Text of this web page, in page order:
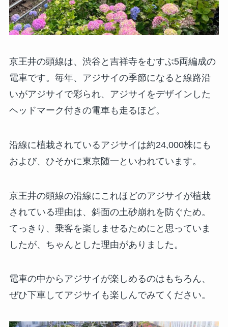
京王井の頭線は、渋谷と吉祥寺をむすぶ5両編成の
電車です。毎年、アジサイの季節になると線路沿
いがアジサイで彩られ、アジサイをデザインした
ヘッドマーク付きの電車も走るほど。
沿線に植栽されているアジサイは約24,000株にも
および、ひそかに東京随一といわれています。
京王井の頭線の沿線にこれほどのアジサイが植栽
されている理由は、斜面の土砂崩れを防ぐため。
てっきり、乗客を楽しませるためにと思っていま
したが、ちゃんとした理由がありました。
電車の中からアジサイが楽しめるのはもちろん、
ぜひ下車してアジサイも楽しんでみてください。